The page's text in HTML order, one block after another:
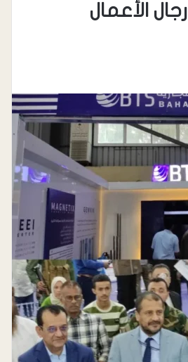
الأعمال
نموذج إنساني في رعاية مرضى
الحروق والتجميل